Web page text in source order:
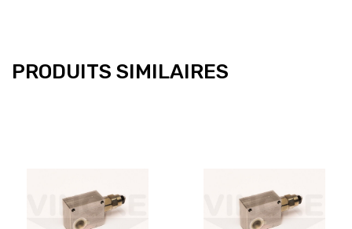
PRODUITS SIMILAIRES